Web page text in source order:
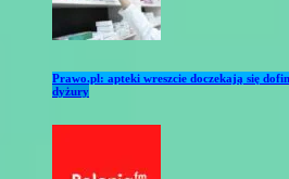
Prawo.pl: apteki wreszcie doczekają się
dyżury